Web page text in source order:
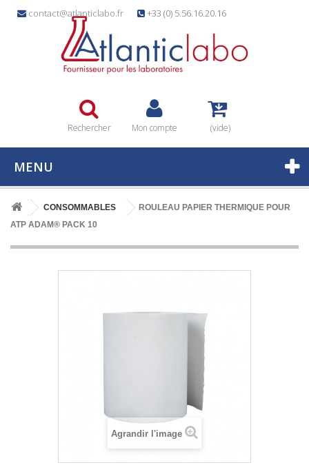
contact@atlanticlabo.fr +33 (0) 5.56.16.20.16
Rechercher Mon compte (vide)
MENU
CONSOMMABLES
ROULEAU PAPIER THERMIQUE POUR
ATP ADAM® PACK 10
Agrandir l'image